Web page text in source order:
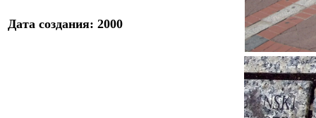
Дата создания: 2000